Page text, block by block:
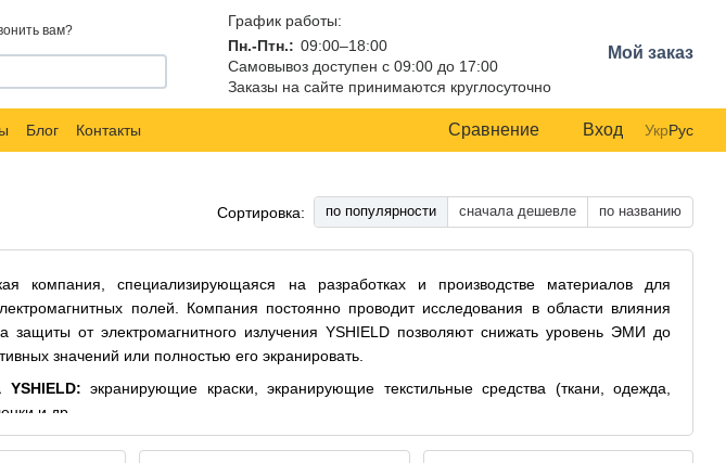
вам?
График работы:
Пн.-Птн.: 09:00–18:00
Самовывоз доступен с 09:00 до 17:00
Заказы на сайте принимаются круглосуточно
Мой заказ
Блог Контакты Сравнение Вход УкрРус
Сортировка: по популярности сначала дешевле по названию
компания, специализирующаяся на разработках и производстве материалов для
полей. Компания постоянно проводит исследования в области влияния
защиты от электромагнитного излучения YSHIELD позволяют снижать уровень ЭМИ до
значений или полностью его экранировать.
экранирующие краски, экранирующие текстильные средства (ткани, одежда,
и др.